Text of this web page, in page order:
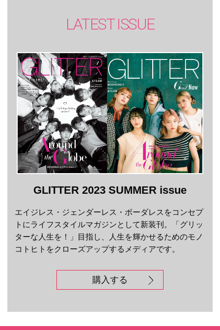
LATEST ISSUE
GLITTER 2023 SUMMER issue
エイジレス・ジェンダーレス・ボーダレスをコンセプ
トにライフスタイルマガジンとして新装刊。「グリッ
ターな人生を！」目指し、人生を輝かせるためのモノ
コトヒトをクローズアップするメディアです。
購入する